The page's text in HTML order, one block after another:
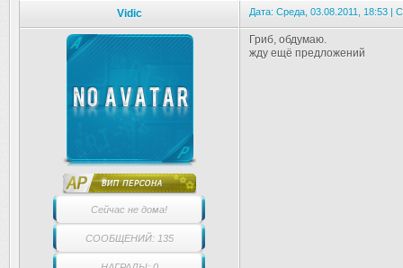
Vidic Дата: Среда, 03.08.2011, 18:53 |
Сейчас не дома!
СООБЩЕНИЙ: 135
Гриб, обдумаю.
жду ещё предложений